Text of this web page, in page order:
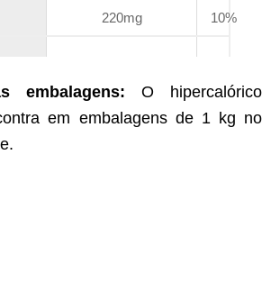
220mg 10%
embalagens: O hipercalórico
em embalagens de 1 kg no